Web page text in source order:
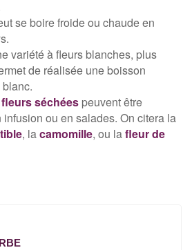
se boire froide ou chaude en
variété à fleurs blanches, plus
de réalisée une boisson
fleurs séchées peuvent être
ou en salades. On citera la
, lacamomille, ou lafleur de